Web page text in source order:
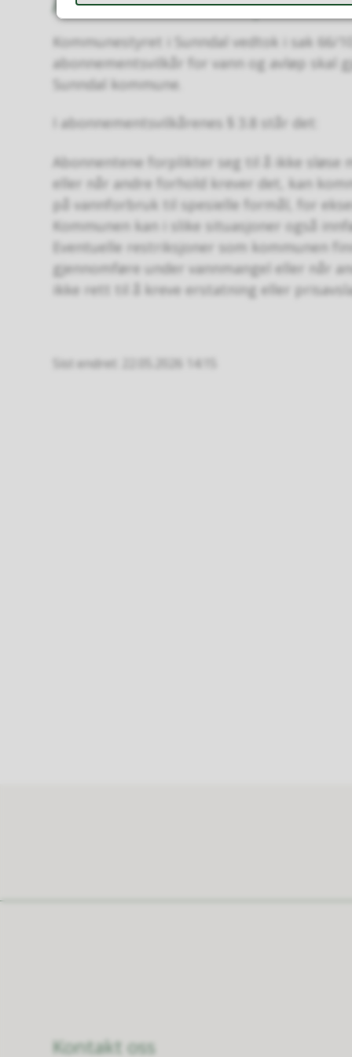
Kommunestyret i Sunndal vedtok i sak 66/
abonnementsvilkår for vann og avløp skal
Sunndal kommune.
I abonnementsvilkårenes § 3.8 står det:
Abonnentene forplikter seg til å ikke sløse
eller når andre forhold krever det, kan
på vannforbruk til spesielle formål, for
Kommunen kan i slike situasjoner også
Eventuelle restriksjoner som kommunen
gjennomføre under vannmangel eller når
ikke rett til å kreve erstatning eller
Sist endret 22.05.2026 14:15
Kontakt oss